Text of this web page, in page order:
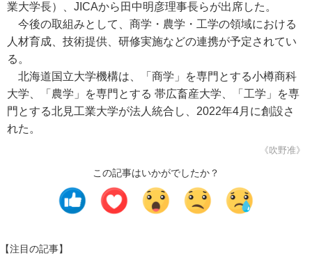
業大学長）、JICAから田中明彦理事長らが出席した。
今後の取組みとして、商学・農学・工学の領域における
人材育成、技術提供、研修実施などの連携が予定されてい
る。
北海道国立大学機構は、「商学」を専門とする小樽商科
大学、「農学」を専門とする 帯広畜産大学、「工学」を専
門とする北見工業大学が法人統合し、2022年4月に創設さ
れた。
《吹野准》
この記事はいかがでしたか？
【注目の記事】